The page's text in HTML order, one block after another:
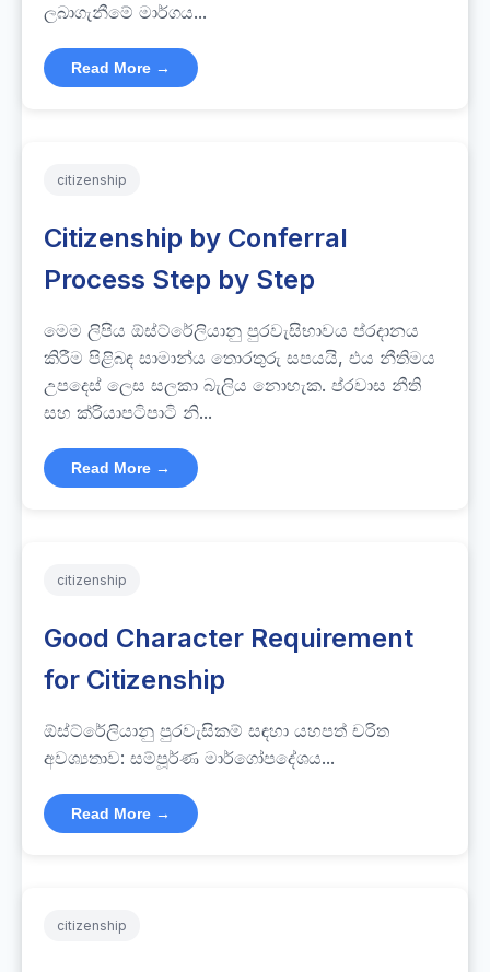
ලබාගැනීමේ මාර්ගය...
Read More →
citizenship
Citizenship by Conferral
Process Step by Step
මෙම ලිපිය ඕස්ට්රේලියානු පුරවැසිභාවය ප්රදානය
කිරීම පිළිබඳ සාමාන්ය තොරතුරු සපයයි, එය නීතිමය
උපදෙස් ලෙස සලකා බැලිය නොහැක. ප්රවාස නීති
සහ ක්රියාපටිපාටි නි...
Read More →
citizenship
Good Character Requirement
for Citizenship
ඕස්ට්රේලියානු පුරවැසිකම් සඳහා යහපත් චරිත
අවශ්‍යතාව: සම්පූර්ණ මාර්ගෝපදේශය...
Read More →
citizenship